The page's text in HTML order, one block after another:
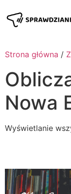
Strona główna /
Nowa
Wyświetlanie